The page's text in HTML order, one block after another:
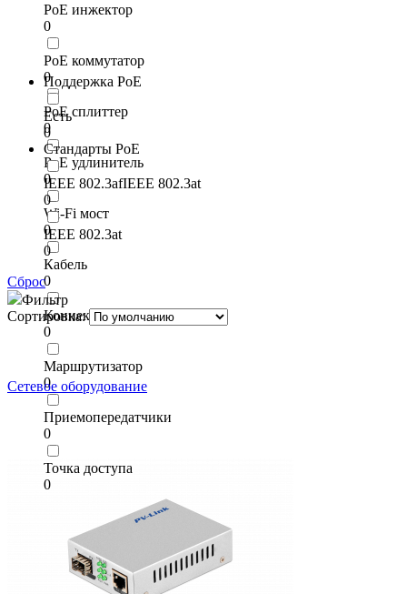
PoE инжектор
0
PoE коммутатор
0
PoE сплиттер
0
PoE удлинитель
0
Wi-Fi мост
0
Кабель
0
Коннекторы и разъемы
0
Маршрутизатор
0
Приемопередатчики
0
Точка доступа
0
Поддержка PoE
Есть
0
Стандарты PoE
IEEE 802.3afIEEE 802.3at
0
IEEE 802.3at
0
Сброс
Фильтр
Сортировка:
Сетевое оборудование